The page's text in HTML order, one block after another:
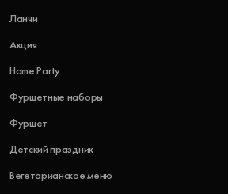
Ланчи
Акция
Home Party
Фуршетные наборы
Фуршет
Детский праздник
Вегетарианское меню